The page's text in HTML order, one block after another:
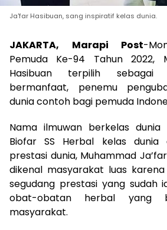
Ja'far Hasibuan, sang inspiratif kelas dunia.
JAKARTA, Marapi Post-
Pemuda Ke-94 Tahun 2022,
Hasibuan terpilih sebagai
bermanfaat, penemu
dunia contoh bagi pemuda
Nama ilmuwan berkelas
Biofar SS Herbal kelas dunia
prestasi dunia, Muhammad
dikenal masyarakat luas
segudang prestasi yang sudah
obat-obatan herbal yang
masyarakat.